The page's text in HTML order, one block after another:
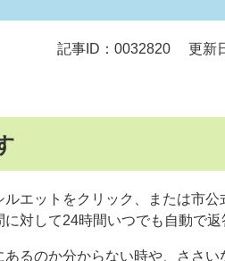
記事ID：0032820
更新
エットをクリック、または市公
対して24時間いつでも自動で返
るのか分からない時や、ささ